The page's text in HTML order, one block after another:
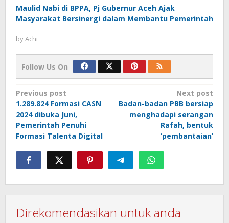
Maulid Nabi di BPPA, Pj Gubernur Aceh Ajak
Masyarakat Bersinergi dalam Membantu Pemerintah
byAchi
Follow Us On
Post
navigation
Previous post
1.289.824 Formasi CASN
2024 dibuka Juni,
Pemerintah Penuhi
Formasi Talenta Digital
Next post
Badan-badan PBB bersiap
menghadapi serangan
Rafah, bentuk
‘pembantaian’
Direkomendasikan untuk anda